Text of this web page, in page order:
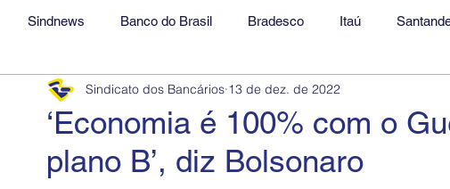
Sindnews Banco do Brasil Bradesco Itaú
HSBC Financeiras Jurídico
‘Economia é 100% com o
plano B’, diz Bolsonaro
Sindicato dos Bancários 13 de dez. de 2022